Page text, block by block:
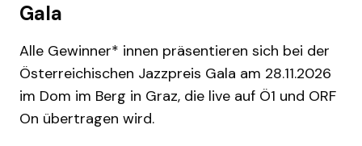
Gala
Alle Gewinner* innen präsentieren sich bei der
Österreichischen Jazzpreis Gala am 28.11.2026
im Dom im Berg in Graz, die live auf Ö1 und ORF
On übertragen wird.